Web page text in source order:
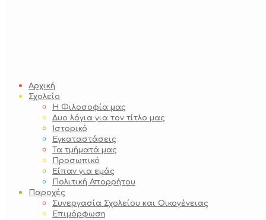
Αρχική
Σχολείο
Η Φιλοσοφία μας
Δυο λόγια για τον τίτλο μας
Ιστορικό
Εγκαταστάσεις
Τα τμήματά μας
Προσωπικό
Είπαν για εμάς
Πολιτική Απορρήτου
Παροχές
Συνεργασία Σχολείου και Οικογένειας
Επιμόρφωση